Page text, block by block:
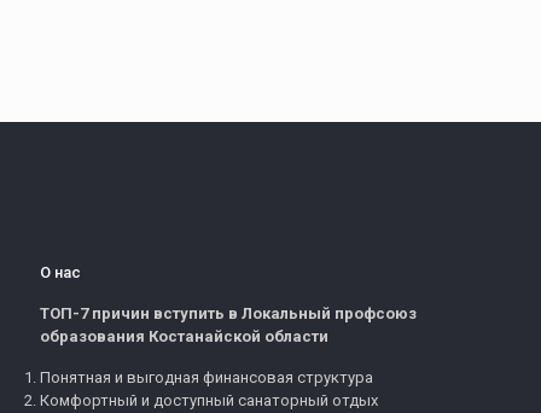
О нас
ТОП-7 причин вступить в Локальный профсоюз
образования Костанайской области
Понятная и выгодная финансовая структура
Комфортный и доступный санаторный отдых